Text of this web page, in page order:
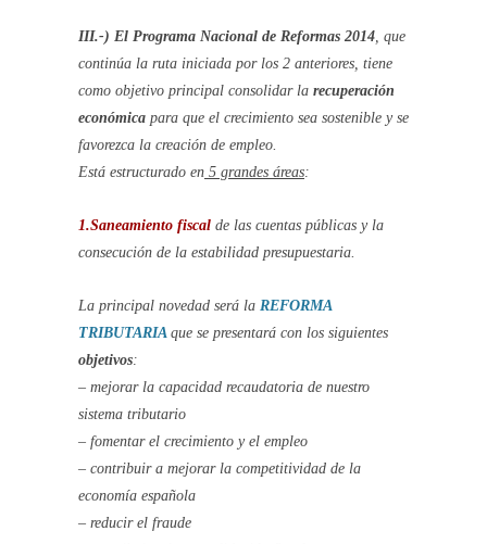
III.-) El Programa Nacional de Reformas 2014, que
continúa la ruta iniciada por los 2 anteriores, tiene
como objetivo principal consolidar la recuperación
económica para que el crecimiento sea sostenible y se
favorezca la creación de empleo.
Está estructurado en 5 grandes áreas:
1.Saneamiento fiscal de las cuentas públicas y la
consecución de la estabilidad presupuestaria.
La principal novedad será la REFORMA
TRIBUTARIA que se presentará con los siguientes
objetivos:
– mejorar la capacidad recaudatoria de nuestro
sistema tributario
– fomentar el crecimiento y el empleo
– contribuir a mejorar la competitividad de la
economía española
– reducir el fraude